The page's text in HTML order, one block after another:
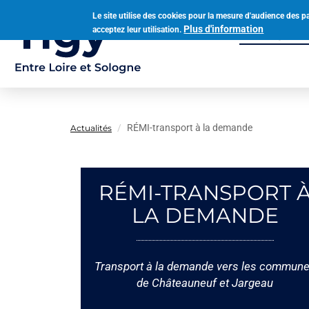
Le site utilise des cookies pour la mesure d'audience des
acceptez leur utilisation. Plus d'information
principal
principale
Municipalité
Actualités RÉMI-transport à la demande
RÉMI-TRANSPORT
LA DEMANDE
Transport à la demande vers les
de Châteauneuf et Jargeau